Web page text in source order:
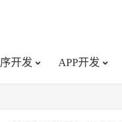
开发 APP开发